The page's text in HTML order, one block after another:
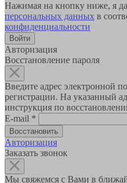
Нажимая на кнопку ниже, я
персональных данных в
конфиденциальности
Авторизация
Восстановление пароля
Введите адрес электронной
регистрации. На указанный
инструкция по
E-mail *
Авторизация
Заказать звонок
Мы свяжемся с Вами в